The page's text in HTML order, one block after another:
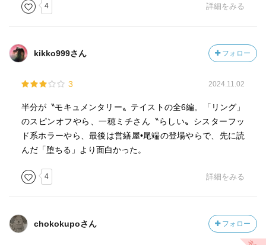
4 詳細をみる
kikko999さん フォロー
3 2024.11.02
半分が〝モキュメンタリー〟テイストの全6編。「リング」
のスピンオフやら、一穂ミチさん〝らしい〟シスターフッ
ド系ホラーやら、最後は営繕屋•尾端の登場やらで、先に読
んだ「堕ちる」より面白かった。
4 詳細をみる
chokokupoさん フォロー